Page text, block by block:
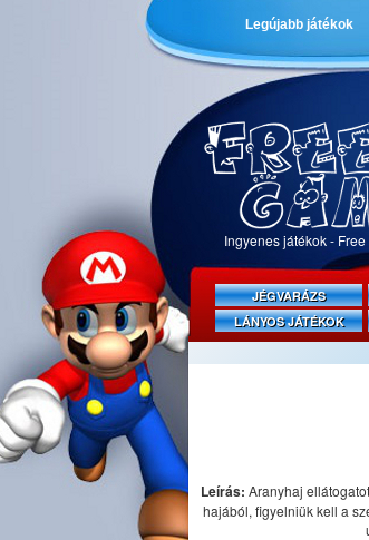
Legújabb játékok
Ingyenes játékok -
JÉGVARÁZS
LÁNYOS JÁTÉKOK
Leírás: Aranyhaj
hajából, figyelniük kell a